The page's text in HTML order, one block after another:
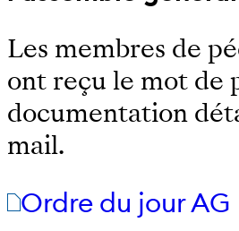
Les membres de
ont reçu le mot de
documentation
mail.
Ordre du jour AG